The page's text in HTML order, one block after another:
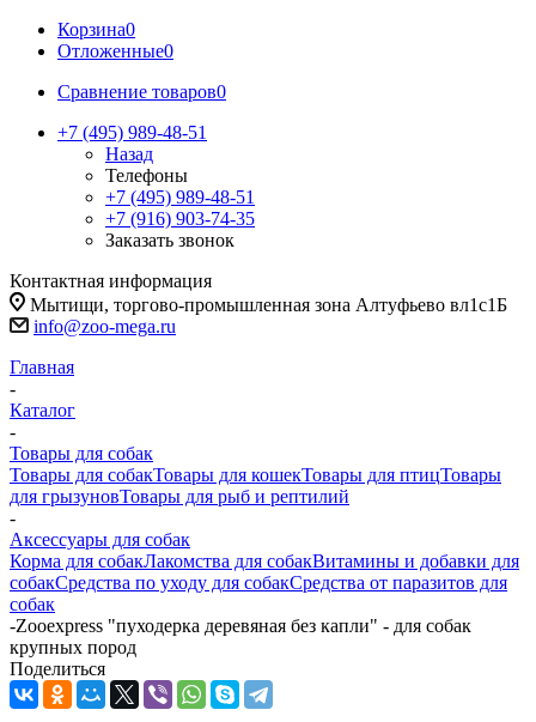
Корзина0
Отложенные0
Сравнение товаров0
+7 (495) 989-48-51
Назад
Телефоны
+7 (495) 989-48-51
+7 (916) 903-74-35
Заказать звонок
Контактная информация
Мытищи, торгово-промышленная зона Алтуфьево вл1с1Б
info@zoo-mega.ru
Главная
-
Каталог
-
Товары для собак
Товары для собакТовары для кошекТовары для птицТовары
для грызуновТовары для рыб и рептилий
-
Аксессуары для собак
Корма для собакЛакомства для собакВитамины и добавки для
собакСредства по уходу для собакСредства от паразитов для
собак
-Zooexpress "пуходерка деревяная без капли" - для собак
крупных пород
Поделиться